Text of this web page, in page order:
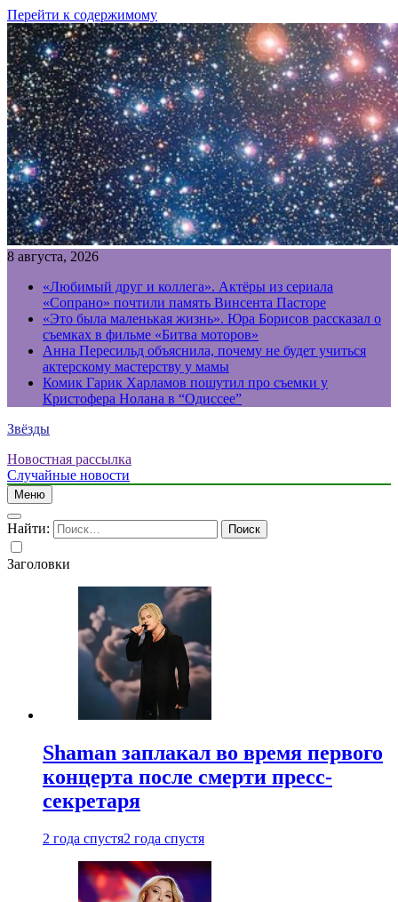
Перейти к содержимому
8 августа, 2026
«Любимый друг и коллега». Актёры из сериала
«Сопрано» почтили память Винсента Пасторе
«Это была маленькая жизнь». Юра Борисов рассказал о
съемках в фильме «Битва моторов»
Анна Пересильд объяснила, почему не будет учиться
актерскому мастерству у мамы
Комик Гарик Харламов пошутил про съемки у
Кристофера Нолана в “Одиссее”
Звёзды
Новостная рассылка
Случайные новости
Меню
Найти:
Заголовки
Shaman заплакал во время первого
концерта после смерти пресс-
секретаря
2 года спустя2 года спустя